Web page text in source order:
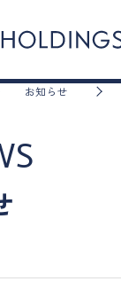
お知らせ